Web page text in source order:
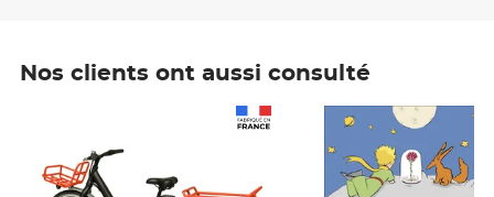
Nos clients ont aussi consulté
Prix 7,50€